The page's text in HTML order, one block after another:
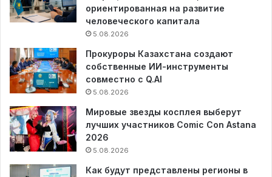
ориентированная на развитие
человеческого капитала
5.08.2026
Прокуроры Казахстана создают
собственные ИИ-инструменты
совместно с Q.AI
5.08.2026
Мировые звезды косплея выберут
лучших участников Comic Con Astana
2026
5.08.2026
Как будут представлены регионы в